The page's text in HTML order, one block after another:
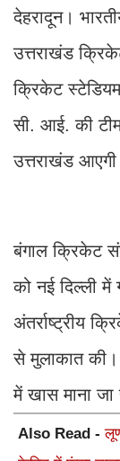
देहरादून।
उत्तराखंड
क्रिकेट
सी. आई. की
उत्तराखंड
बंगाल क्रिकेट
को नई दिल्ली
अंतर्राष्ट्रीय
से मुलाकात
में खास माना जा
Also Read -